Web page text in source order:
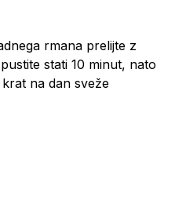
rmana prelijte z
stati 10 minut, nato
na dan sveže